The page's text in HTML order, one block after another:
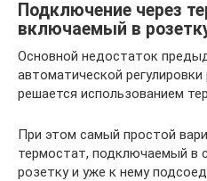
Подключение через
включаемый в
Основной недостаток
автоматической
решается использованием
При этом самый простой
термостат, подключаемый в
розетку и уже к нему